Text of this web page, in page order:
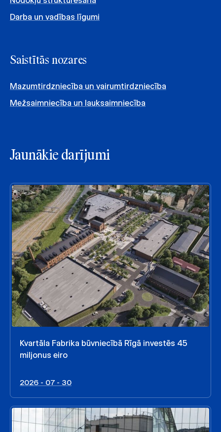
Darba un vadības līgumi
Saistītās nozares
Mazumtirdzniecība un vairumtirdzniecība
Mežsaimniecība un lauksaimniecība
Jaunākie darījumi
Kvartāla Fabrika būvniecībā Rīgā investēs 45
miljonus eiro
2026 - 07 - 30